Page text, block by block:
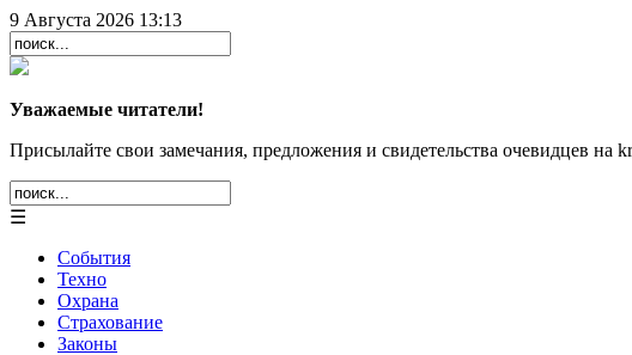
9 Августа 2026 13:13
Уважаемые читатели!
Присылайте свои замечания, предложения и свидетельства очевидцев на
☰
События
Техно
Охрана
Страхование
Законы